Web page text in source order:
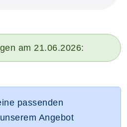
am 21.06.2026:
passenden
Angebot